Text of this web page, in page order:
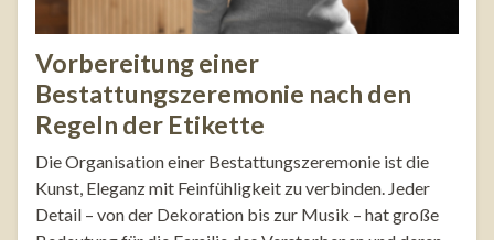
Vorbereitung einer
Bestattungszeremonie nach den
Regeln der Etikette
Die Organisation einer Bestattungszeremonie ist die
Kunst, Eleganz mit Feinfühligkeit zu verbinden. Jeder
Detail – von der Dekoration bis zur Musik – hat große